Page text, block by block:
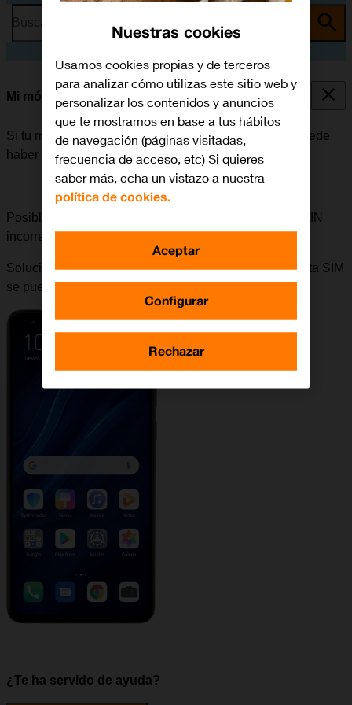
Mi móvil está bloqueado
Si tu móvil está bloqueado después de encenderlo, puede
haber varias causas al problema.
Posible causa 3 de 6:
Si se ha introducido un código PIN
incorrecto, el móvil no se podrá iniciar.
Solución:En la tarjeta de plástico que contenía la tarjeta SIM
se puede ver el código PIN.
¿Te ha servido de ayuda?
Nuestras cookies
Usamos cookies propias y de terceros
para analizar cómo utilizas este sitio web y
personalizar los contenidos y anuncios
que te mostramos en base a tus hábitos
de navegación (páginas visitadas,
frecuencia de acceso, etc) Si quieres
saber más, echa un vistazo a nuestra
política de cookies.
Configurar
Rechazar
Aceptar